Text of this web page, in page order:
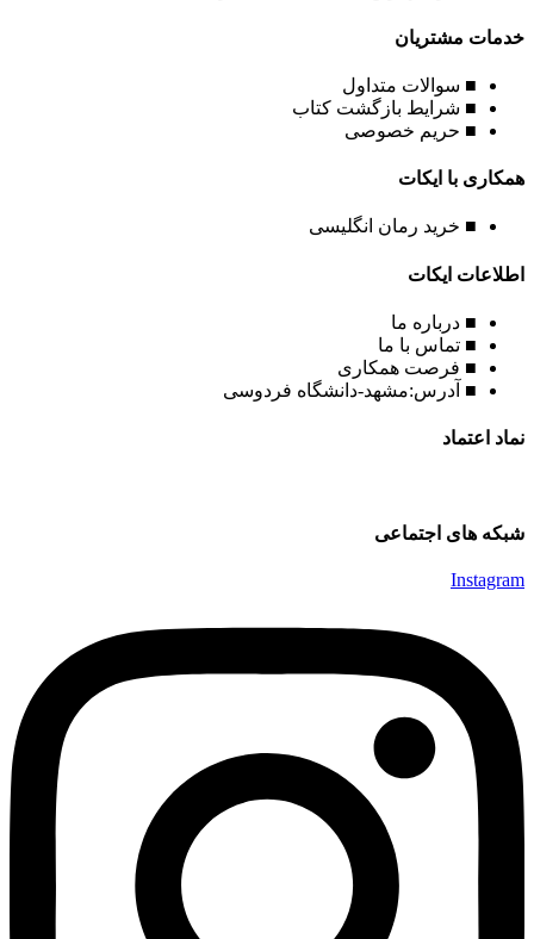
خدمات مشتریان
■ سوالات متداول
■ شرایط بازگشت کتاب
■ حریم خصوصی
همکاری با ایکات
■ خرید رمان انگلیسی
اطلاعات ایکات
■ درباره ما
■ تماس با ما
■ فرصت همکاری
■ آدرس:مشهد-دانشگاه فردوسی
نماد اعتماد
شبکه های اجتماعی
Instagram